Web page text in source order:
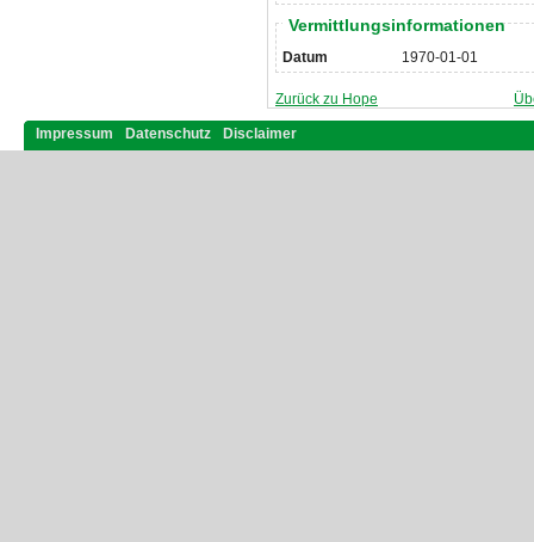
Vermittlungsinformationen
Datum 1970-01-01
Zurück zu Hope
Impressum Datenschutz Disclaimer